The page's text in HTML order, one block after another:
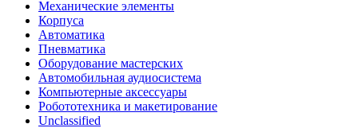
Механические элементы
Корпуса
Автоматика
Пневматика
Оборудование мастерских
Автомобильная аудиосистема
Компьютерные аксессуары
Робототехника и макетирование
Unclassified